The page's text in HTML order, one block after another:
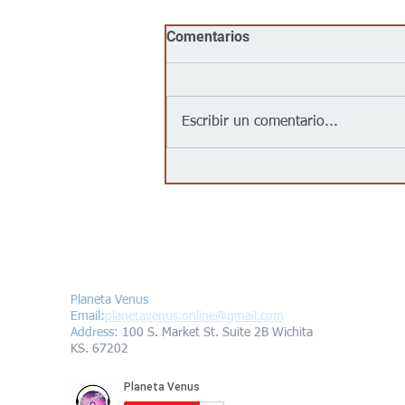
Comentarios
Escribir un comentario...
Planeta Venus
Email:planetavenus.online@gmail.com
Address: 100 S. Market St. Suite 2B Wichita
KS. 67202